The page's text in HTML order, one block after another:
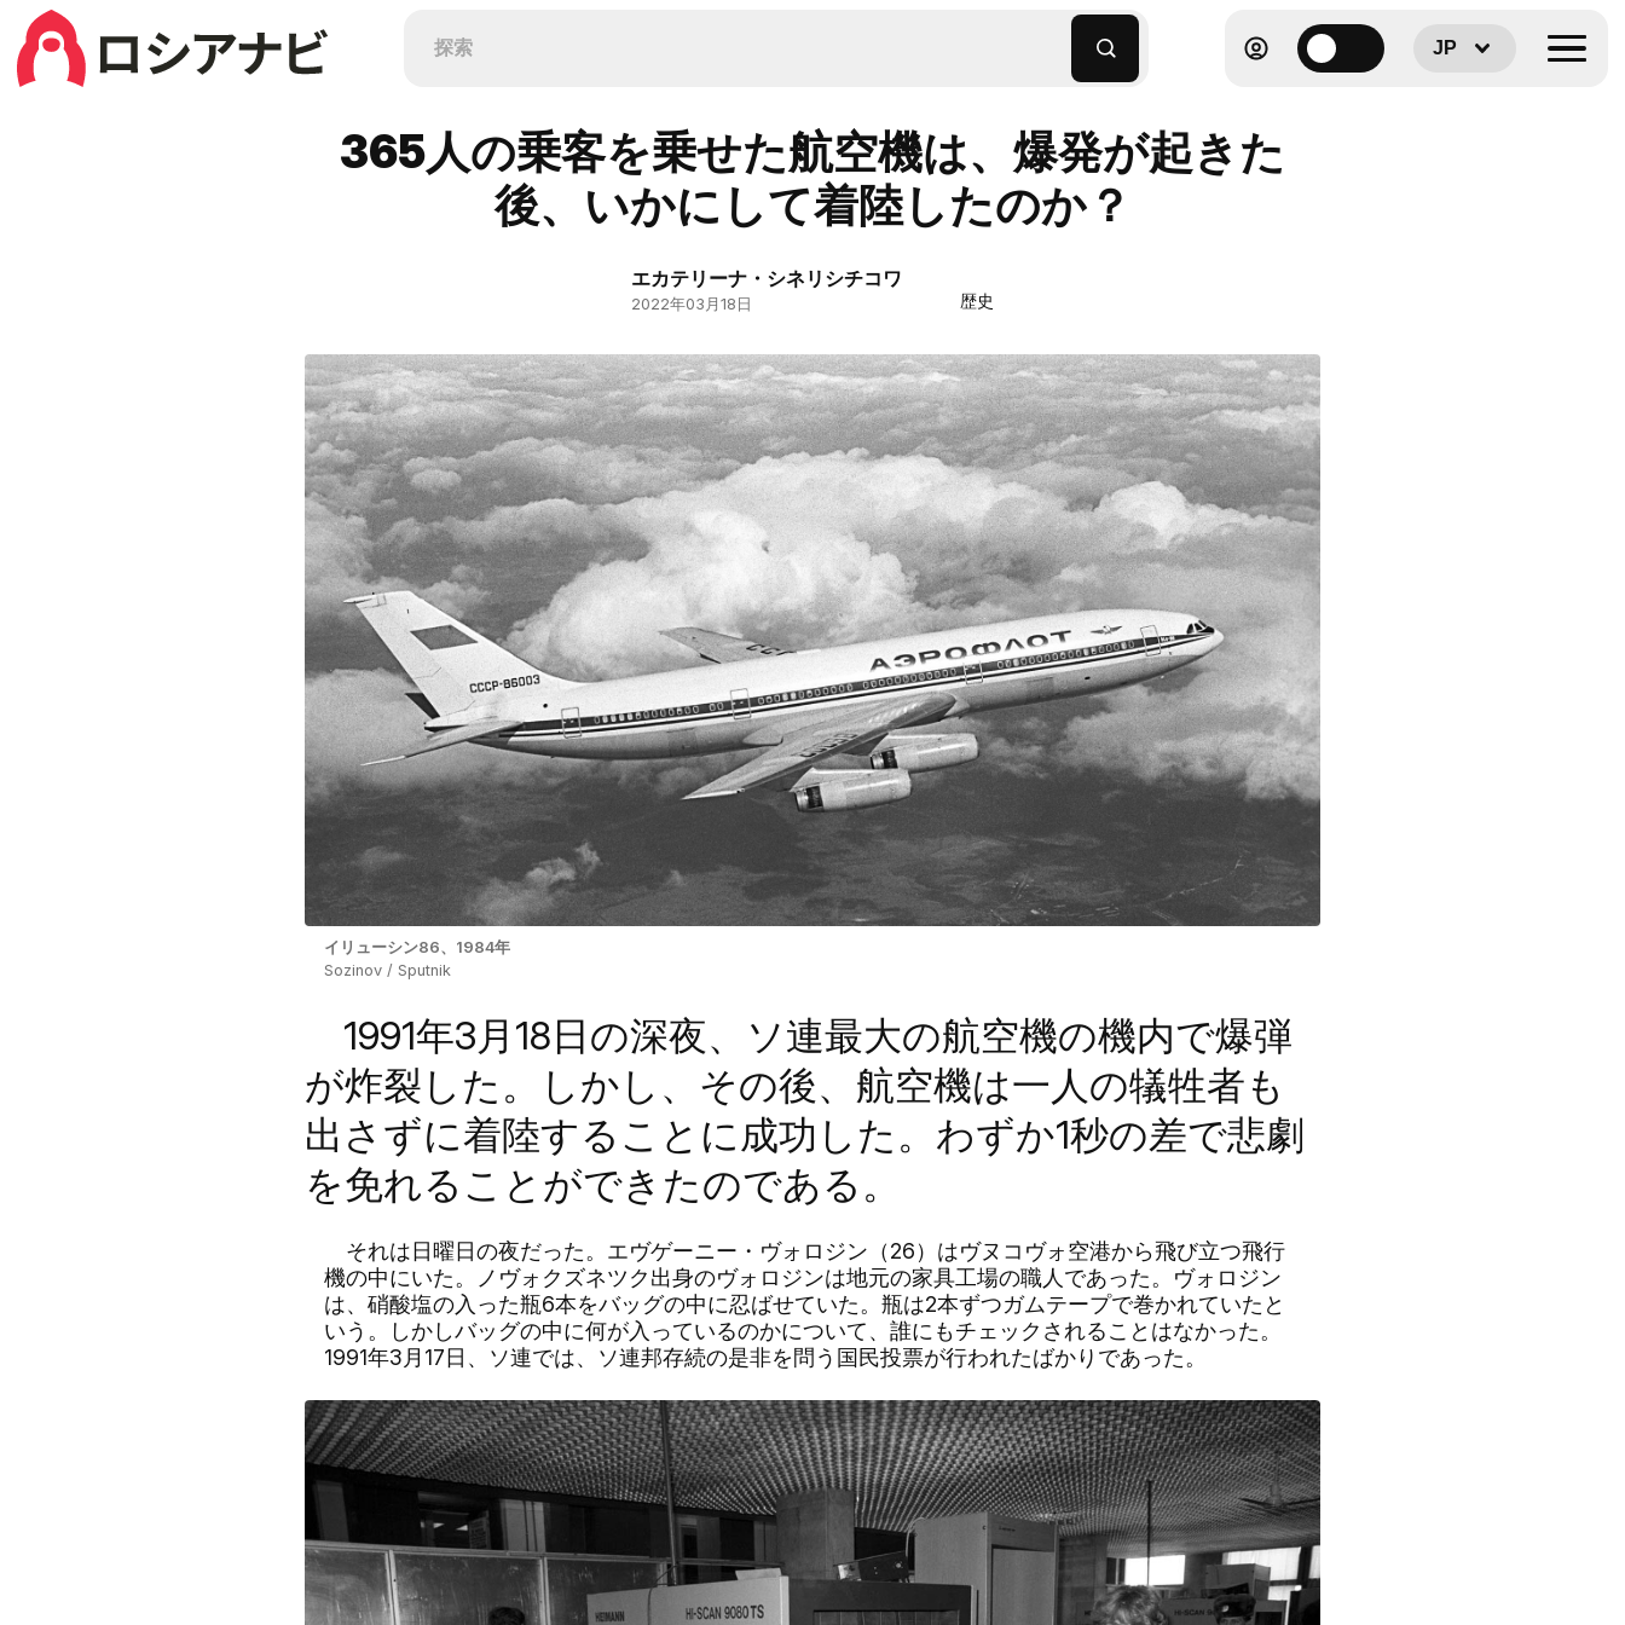
JP
365人の乗客を乗せた航空機は、爆発が起きた
後、いかにして着陸したのか？
エカテリーナ・シネリシチコワ
2022年03月18日 歴史
イリューシン86、1984年
Sozinov / Sputnik
1991年3月18日の深夜、ソ連最大の航空機の機内で爆弾
が炸裂した。しかし、その後、航空機は一人の犠牲者も
出さずに着陸することに成功した。わずか1秒の差で悲劇
を免れることができたのである。
それは日曜日の夜だった。エヴゲーニー・ヴォロジン（26）はヴヌコヴォ空港から飛び立つ飛行
機の中にいた。ノヴォクズネツク出身のヴォロジンは地元の家具工場の職人であった。ヴォロジン
は、硝酸塩の入った瓶6本をバッグの中に忍ばせていた。瓶は2本ずつガムテープで巻かれていたと
いう。しかしバッグの中に何が入っているのかについて、誰にもチェックされることはなかった。
1991年3月17日、ソ連では、ソ連邦存続の是非を問う国民投票が行われたばかりであった。